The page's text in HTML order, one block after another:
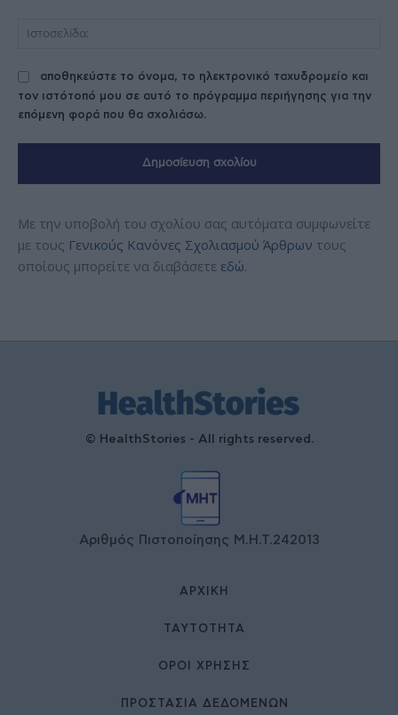
αποθηκεύστε το όνομα, το ηλεκτρονικό ταχυδρομείο και
τον ιστότοπό μου σε αυτό το πρόγραμμα περιήγησης για την
επόμενη φορά που θα σχολιάσω.
Με την υποβολή του σχολίου σας αυτόματα συμφωνείτε
με τους Γενικούς Κανόνες Σχολιασμού Άρθρων τους
οποίους μπορείτε να διαβάσετε εδώ.
© HealthStories - All rights reserved.
Αριθμός Πιστοποίησης Μ.Η.Τ.242013
ΑΡΧΙΚΉ
ΤΑΥΤΌΤΗΤΑ
ΌΡΟΙ ΧΡΉΣΗΣ
ΠΡΟΣΤΑΣΙΑ ΔΕΔΟΜΕΝΩΝ